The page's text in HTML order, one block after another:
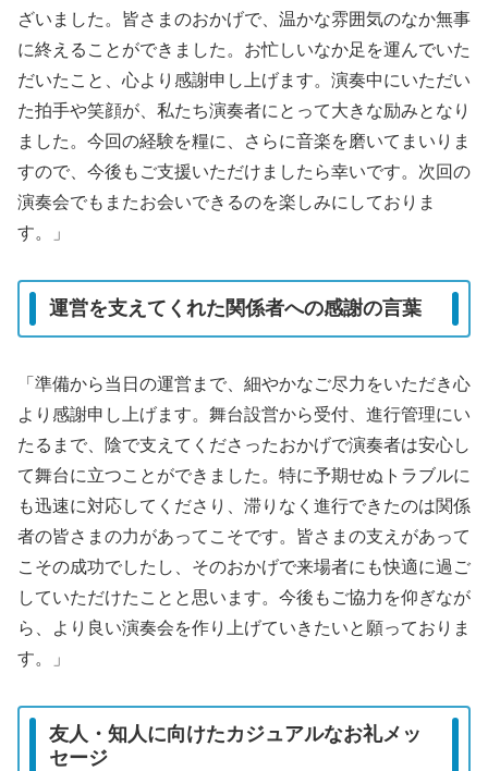
ざいました。皆さまのおかげで、温かな雰囲気のなか無事
に終えることができました。お忙しいなか足を運んでいた
だいたこと、心より感謝申し上げます。演奏中にいただい
た拍手や笑顔が、私たち演奏者にとって大きな励みとなり
ました。今回の経験を糧に、さらに音楽を磨いてまいりま
すので、今後もご支援いただけましたら幸いです。次回の
演奏会でもまたお会いできるのを楽しみにしておりま
す。」
運営を支えてくれた関係者への感謝の言葉
「準備から当日の運営まで、細やかなご尽力をいただき心
より感謝申し上げます。舞台設営から受付、進行管理にい
たるまで、陰で支えてくださったおかげで演奏者は安心し
て舞台に立つことができました。特に予期せぬトラブルに
も迅速に対応してくださり、滞りなく進行できたのは関係
者の皆さまの力があってこそです。皆さまの支えがあって
こその成功でしたし、そのおかげで来場者にも快適に過ご
していただけたことと思います。今後もご協力を仰ぎなが
ら、より良い演奏会を作り上げていきたいと願っておりま
す。」
友人・知人に向けたカジュアルなお礼メッ
セージ